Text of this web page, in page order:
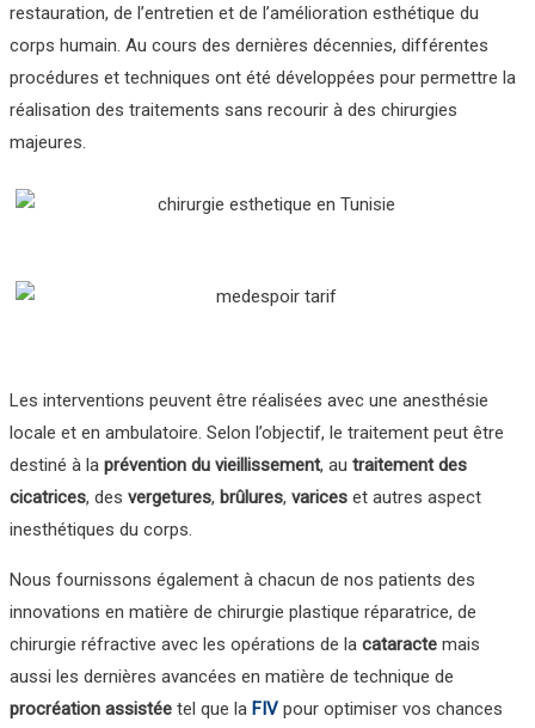
restauration, de l’entretien et de l’amélioration esthétique du
corps humain. Au cours des dernières décennies, différentes
procédures et techniques ont été développées pour permettre la
réalisation des traitements sans recourir à des chirurgies
majeures.
Les interventions peuvent être réalisées avec une anesthésie
locale et en ambulatoire. Selon l’objectif, le traitement peut être
destiné à laprévention du vieillissement, autraitement des
cicatrices, desvergetures, brûlures,varices et autres aspect
inesthétiques du corps.
Nous fournissons également à chacun de nos patients des
innovations en matière de chirurgie plastique réparatrice, de
chirurgie réfractive avec les opérations de lacataracte mais
aussi les dernières avancées en matière de technique de
procréation assistée tel que laFIV pour optimiser vos chances